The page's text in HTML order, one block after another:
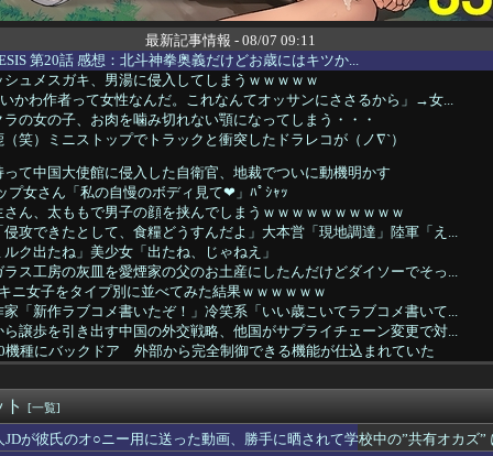
最新記事情報 - 08/07 09:11
第20話 感想：北斗神拳奥義だけどお歳にはキツか...
ュメスガキ、男湯に侵入してしまうｗｗｗｗｗ
かわ作者って女性なんだ。これなんてオッサンにささるから」→女...
の女の子、お肉を噛み切れない顎になってしまう・・・
笑）ミニストップでトラックと衝突したドラレコが（ノ∇`）
て中国大使館に侵入した自衛官、地裁でついに動機明かす
プ女さん「私の自慢のボディ見て❤」ﾊﾟｼｬｯ
ん、太ももで男子の顔を挟んでしまうｗｗｗｗｗｗｗｗｗｗ
攻できたとして、食糧どうすんだよ」大本営「現地調達」陸軍「え...
ク出たね」美少女「出たね、じゃねえ」
ス工房の灰皿を愛煙家の父のお土産にしたんだけどダイソーでそっ...
ニ女子をタイプ別に並べてみた結果ｗｗｗｗｗｗ
「新作ラブコメ書いたぞ！」冷笑系「いい歳こいてラブコメ書いて...
譲歩を引き出す中国の外交戦略、他国がサプライチェーン変更で対...
機種にバックドア 外部から完全制御できる機能が仕込まれていた
注文して………キャンセルっと！」←こいつの目的
ミナってどうやって計算するのか未だに謎…
！シコれるわけないだろうがｗｗｗｗｗ
年間1億円超かかる兵庫県の海外事務所を全廃へ
[一覧]
JDが彼氏のオ○ニー用に送った動画、勝手に晒されて学校中の”共有オカズ”